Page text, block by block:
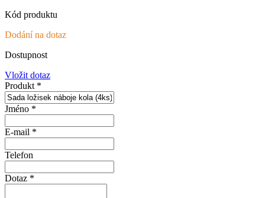
Kód produktu
Dodání na dotaz
Dostupnost
Vložit dotaz
Produkt *
Jméno *
E-mail *
Telefon
Dotaz *